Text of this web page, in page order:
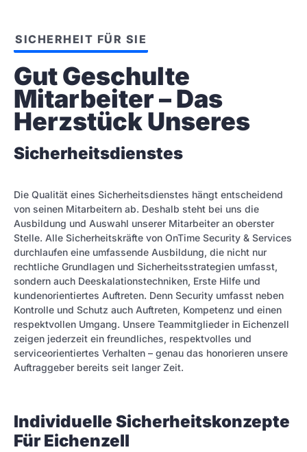
SICHERHEIT FÜR SIE
Gut Geschulte
Mitarbeiter – Das
Herzstück Unseres
Sicherheitsdienstes
Die Qualität eines Sicherheitsdienstes hängt entscheidend
von seinen Mitarbeitern ab. Deshalb steht bei uns die
Ausbildung und Auswahl unserer Mitarbeiter an oberster
Stelle. Alle Sicherheitskräfte von OnTime Security & Services
durchlaufen eine umfassende Ausbildung, die nicht nur
rechtliche Grundlagen und Sicherheitsstrategien umfasst,
sondern auch Deeskalationstechniken, Erste Hilfe und
kundenorientiertes Auftreten. Denn Security umfasst neben
Kontrolle und Schutz auch Auftreten, Kompetenz und einen
respektvollen Umgang. Unsere Teammitglieder in Eichenzell
zeigen jederzeit ein freundliches, respektvolles und
serviceorientiertes Verhalten – genau das honorieren unsere
Auftraggeber bereits seit langer Zeit.
Individuelle Sicherheitskonzepte
Für Eichenzell